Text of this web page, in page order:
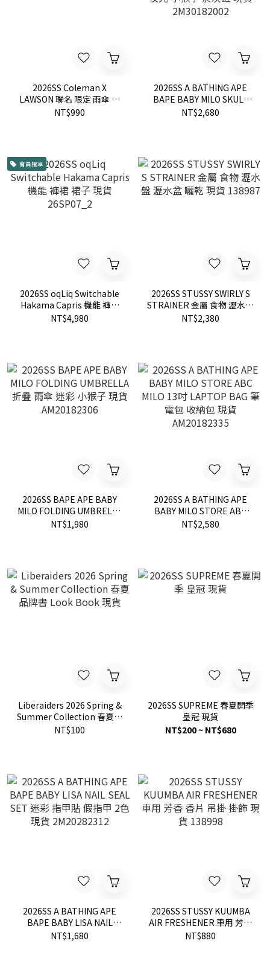
2026SS Coleman X
LAWSON 聯名 限定 雨傘 現
貨
NT$990
2026SS A BATHING APE
BAPE BABY MILO SKULL
GLOW IN THE DARK TRAY
NT$2,680
會員獨享
2026SS oqLiq Switchable
Hakama Capris 機能 褲裙
裙子 現貨 26SP07_2
NT$4,980
2026SS STUSSY SWIRLY S
STRAINER 金屬 食物 瀝水盤
瀝水盆 曬乾 現貨 138987
NT$2,380
2026SS BAPE APE BABY
MILO FOLDING UMBRELLA
折疊 雨傘 迷彩 小猴子 現貨
NT$1,980
2026SS A BATHING APE
BABY MILO STORE ABC
MILO 13吋 LAPTOP BAG 筆
NT$2,580
Liberaiders 2026 Spring &
Summer Collection 春夏品
牌書 Look Book 現貨
NT$100
2026SS SUPREME 春夏開季
皇冠 現貨
NT$200 ~ NT$680
2026SS A BATHING APE
BAPE BABY LISA NAIL
SEAL SET 迷彩 指甲貼 假指
NT$1,680
2026SS STUSSY KUUMBA
AIR FRESHENER 車用 芳香
香片 吊掛 掛飾 現貨 138998
NT$880